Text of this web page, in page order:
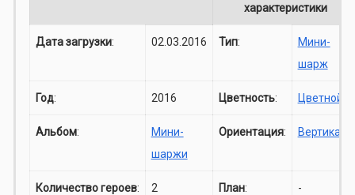
характеристики
Дата загрузки: 02.03.2016 Тип:
Мини-
шарж
Год: 2016 Цветность: Цветной
Альбом:
Мини-
шаржи
Ориентация: Вертикаль
Количество героев: 2 План: -